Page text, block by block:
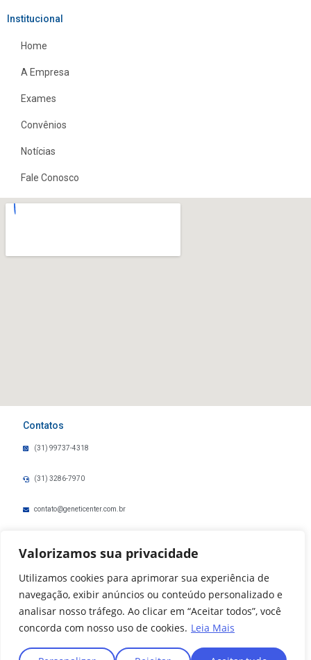
Valorizamos sua privacidade
Utilizamos cookies para aprimorar sua experiência de
navegação, exibir anúncios ou conteúdo personalizado e
analisar nosso tráfego. Ao clicar em “Aceitar todos”, você
concorda com nosso uso de cookies. Leia Mais
Institucional
Home
A Empresa
Exames
Convênios
Notícias
Fale Conosco
Contatos
(31) 99737-4318
(31) 3286-7970
contato@geneticenter.com.br
Horário de funcionamento: segunda a sexta, de